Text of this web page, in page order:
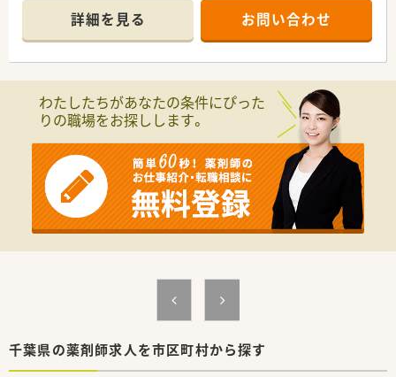
レラ）」
で安心して調剤が出来る様に現場をサポートしてくれる仕
組みづくりをしてくれています。
＜社風＞
■トップダウンの『縦の組織』ではなく、サークルの様な『横の組
織』です。みんなで考え・行動する方針なのでやりがいをもって
働く事が可能です。
社長として活躍している方もいます。若手社員も活躍できる環
境です！年齢ではなく、自分から手を挙げれば色んな仕事へチャ
レンジする事ができる環境があるのでモチベーション･積極性の
ある方であれば、どの企業よりも最短で取締役になる事も夢では
ありません。
■会社の利益に繋がる事をした社員には、会長よりインセンティ
ブが支給される事がございます。
＜働き方＞
■店舗に人員を固定せず、流動的に入れ替えるシステムを導入し
ているため、仕事の仕方や人間関係が偏らず、円滑に業務が進み
増え、コミュニケーション能力もアップ！
■正社員は『専門職』と『総合職』での採用
縛られず、働けることも魅力です。（総合職は社宅もございま
す！）
詳細を見る お問い合わせ
わたしたちがあなたの条件にぴった
りの職場をお探しします。
千葉県の薬剤師求人を市区町村から探す